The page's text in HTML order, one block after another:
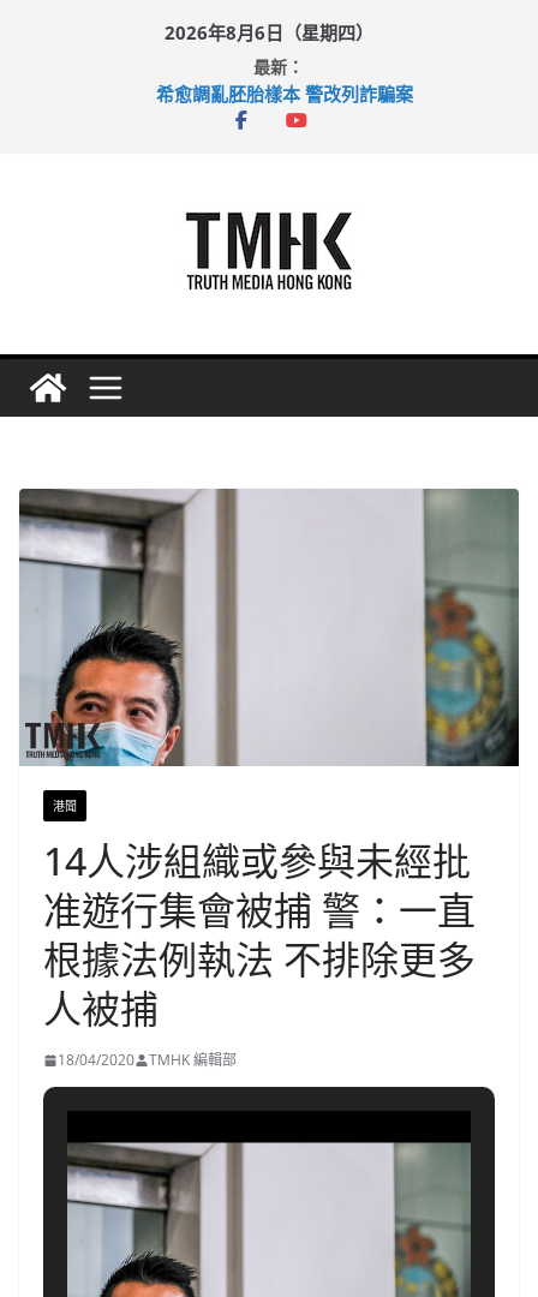
2026年8月6日（星期四）
最新：
希愈調亂胚胎樣本 警改列詐騙案
足球盛會次場激戰 祖雲達斯挫車路士
港聞
14人涉組織或參與未經批
准遊行集會被捕 警：一直
根據法例執法 不排除更多
人被捕
18/04/2020 TMHK 編輯部